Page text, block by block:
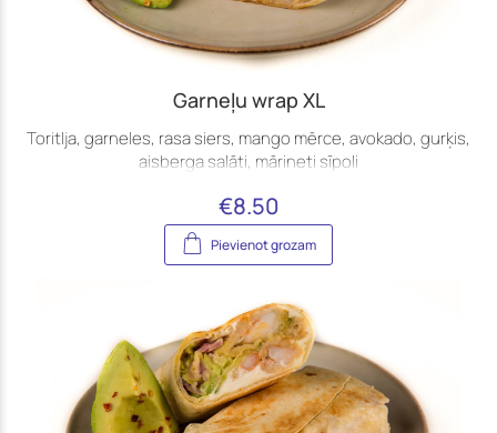
Garneļu wrap XL
Toritlja, garneles, rasa siers, mango mērce, avokado, gurķis,
aisberga salāti, mārineti sīpoli
€8.50
Pievienot grozam